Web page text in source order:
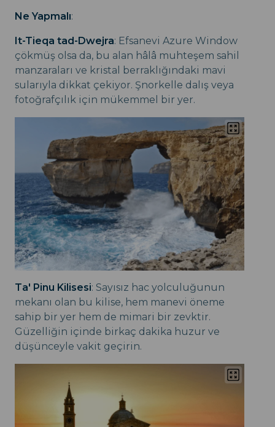
Ne Yapmalı:
It-Tieqa tad-Dwejra: Efsanevi Azure Window
çökmüş olsa da, bu alan hâlâ muhteşem sahil
manzaraları ve kristal berraklığındaki mavi
sularıyla dikkat çekiyor. Şnorkelle dalış veya
fotoğrafçılık için mükemmel bir yer.
Ta' Pinu Kilisesi: Sayısız hac yolculuğunun
mekanı olan bu kilise, hem manevi öneme
sahip bir yer hem de mimari bir zevktir.
Güzelliğin içinde birkaç dakika huzur ve
düşünceyle vakit geçirin.